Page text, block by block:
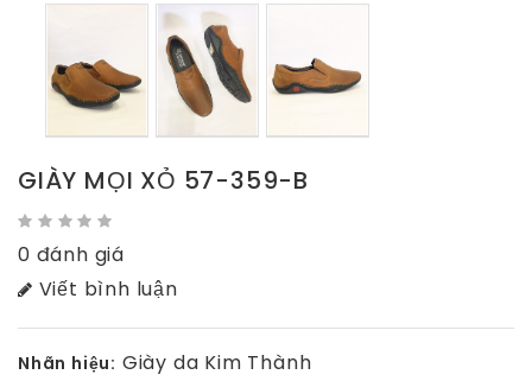
GIÀY MỌI XỎ 57-359-B
0 đánh giá
Viết bình luận
Nhãn hiệu: Giày da Kim Thành